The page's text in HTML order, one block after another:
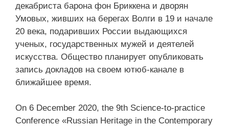
декабриста барона фон Бриккена и дворян
Умовых, живших на берегах Волги в 19 и начале
20 века, подаривших России выдающихся
ученых, государственных мужей и деятелей
искусства. Общество планирует опубликовать
запись докладов на своем ютюб-канале в
ближайшее время.
On 6 December 2020, the 9th Science-to-practice
Conference «Russian Heritage in the Contemporary